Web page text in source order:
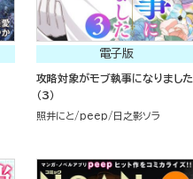
電子版
攻略対象がモブ執事になりました
（3）
照井にと peep 日之影ソラ